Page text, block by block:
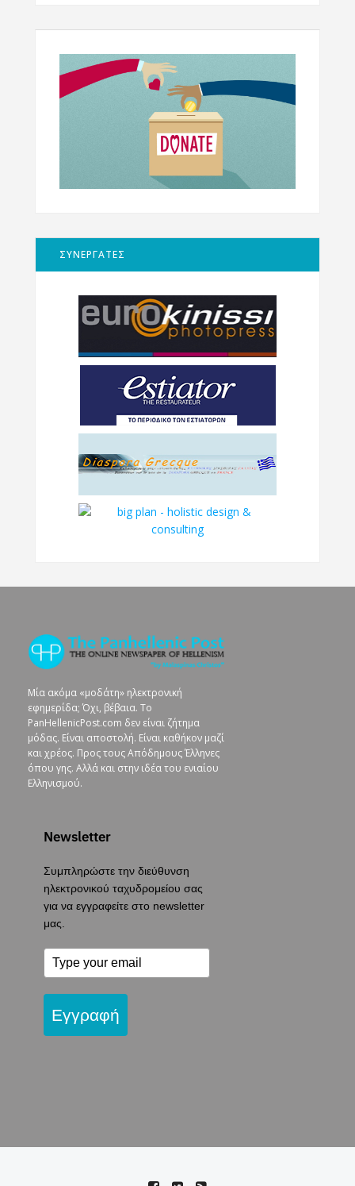
ΣΥΝΕΡΓΑΤΕΣ
Μία ακόμα «μοδάτη» ηλεκτρονική
εφημερίδα; Όχι, βέβαια. To
PanHellenicPost.com δεν είναι ζήτημα
μόδας. Είναι αποστολή. Είναι καθήκον μαζί
και χρέος. Προς τους Απόδημους Έλληνες
όπου γης. Αλλά και στην ιδέα του ενιαίου
Ελληνισμού.
Newsletter
Συμπληρώστε την διεύθυνση
ηλεκτρονικού ταχυδρομείου σας
για να εγγραφείτε στο newsletter
μας.
Εγγραφή